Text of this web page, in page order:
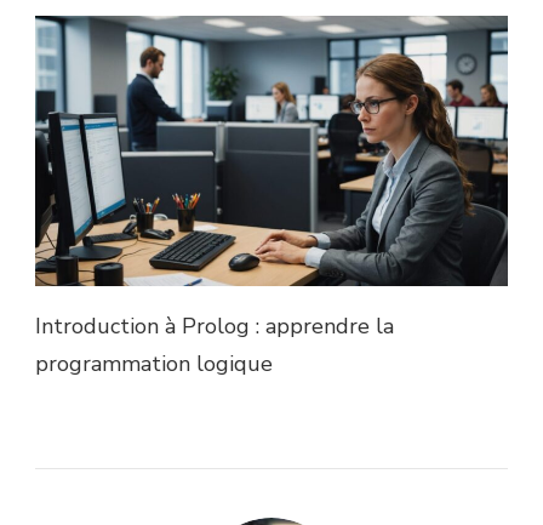
Introduction à Prolog : apprendre la
programmation logique